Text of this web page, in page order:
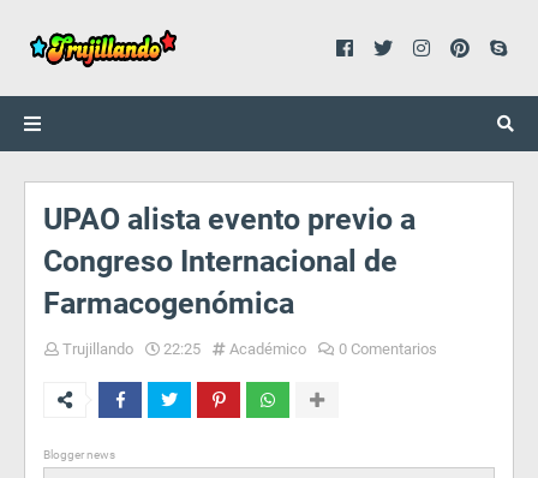
UPAO alista evento previo a
Congreso Internacional de
Farmacogenómica
Trujillando 22:25 Académico 0 Comentarios
Blogger news